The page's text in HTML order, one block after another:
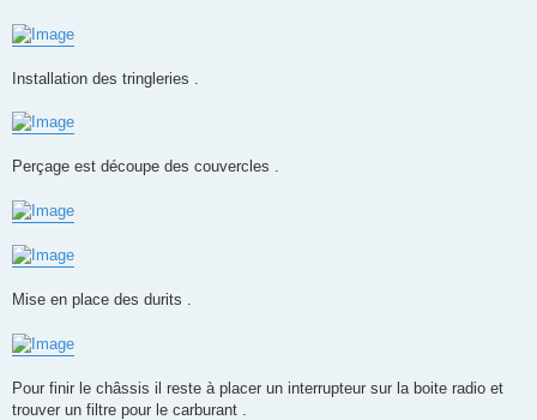
Installation des tringleries .
Perçage est découpe des couvercles .
Mise en place des durits .
Pour finir le châssis il reste à placer un interrupteur sur la boite radio et
trouver un filtre pour le carburant .